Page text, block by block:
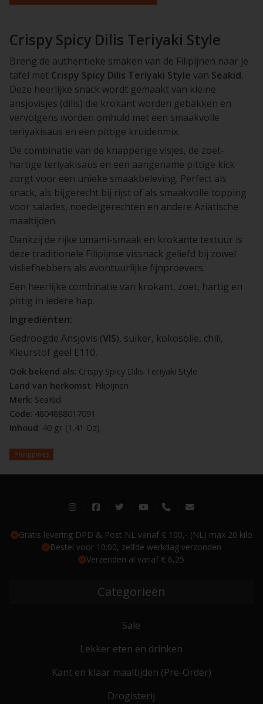
Crispy Spicy Dilis Teriyaki Style
Breng de authentieke smaken van de Filipijnen naar je
tafel met Crispy Spicy Dilis Teriyaki Style van Seakid.
Deze heerlijke snack wordt gemaakt van kleine
ansjovisjes (dilis) die krokant worden gebakken en
vervolgens worden omhuld met een smaakvolle
teriyakisaus en een pittige kruidenmix.
De combinatie van de knapperige visjes, de zoet-
hartige teriyakisaus en een aangename pittige kick
zorgt voor een unieke smaakbeleving. Perfect als
snack, als bijgerecht bij rijst of als smaakvolle topping
voor salades, noedelgerechten en andere Aziatische
maaltijden.
Dankzij de rijke umami-smaak en krokante textuur is
deze traditionele Filipijnse vissnack geliefd bij zowel
visliefhebbers als avontuurlijke fijnproevers.
Een heerlijke combinatie van krokant, zoet, hartig en
pittig in iedere hap.
Ingrediënten:
Gedroogde Ansjovis (VIS), suiker, kokosolie, chili,
Kleurstof geel E110,
Ook bekend als: Crispy Spicy Dilis Teriyaki Style
Land van herkomst: Filipijnen
Merk: SeaKid
Code: 4804888017091
Inhoud: 40 gr (1.41 Oz)
Philippines
Gratis levering DPD & Post NL vanaf € 100,- (NL) max 20 kilo
Bestel voor 10:00, zelfde werkdag verzonden
Verzenden al vanaf € 6,25
Categorieën
Sale
Lekker eten en drinken
Kant en klaar maaltijden (Pre-Order)
Drogisterij